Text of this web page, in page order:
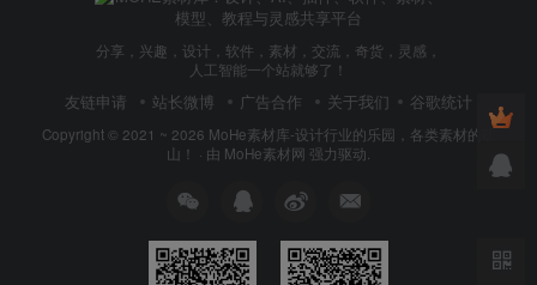
分享，兴趣，设计，软件，素材，交流，奇货，灵感，
人工智能一个站就够了！
友链申请 站长微博 广告合作 关于我们 谷歌统计
Copyright © 2021 ~ 2026 MoHe素材库-设计行业的乐园，各类素材的矿
山！ · 由 MoHe素材网 强力驱动.